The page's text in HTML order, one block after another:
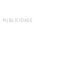
PUBLICIDADE